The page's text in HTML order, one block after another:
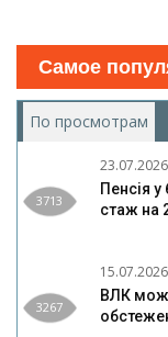
Самое
По просмотрам
3713
23.07.2026
Пенсія
стаж на
3267
15.07.2026
ВЛК